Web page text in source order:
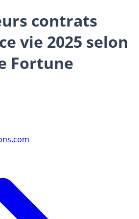
contrats
vie 2025 selon
Fortune